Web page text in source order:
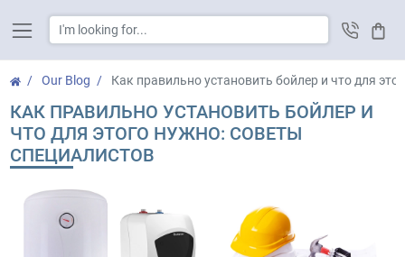
Cart
Our Blog Как правильно установить бойлер и что для
КАК ПРАВИЛЬНО УСТАНОВИТЬ БОЙЛЕР И
ЧТО ДЛЯ ЭТОГО НУЖНО: СОВЕТЫ
СПЕЦИАЛИСТОВ